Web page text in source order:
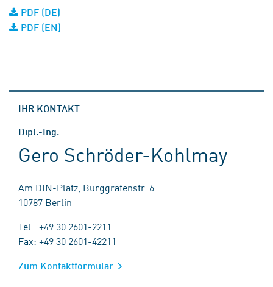
PDF (DE)
PDF (EN)
IHR KONTAKT
Dipl.-Ing.
Gero Schröder-Kohlmay
Am DIN-Platz, Burggrafenstr. 6
10787 Berlin
Tel.: +49 30 2601-2211
Fax: +49 30 2601-42211
Zum Kontaktformular